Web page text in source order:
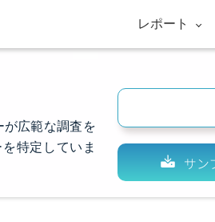
レポート
が広範な調査を
特定していま